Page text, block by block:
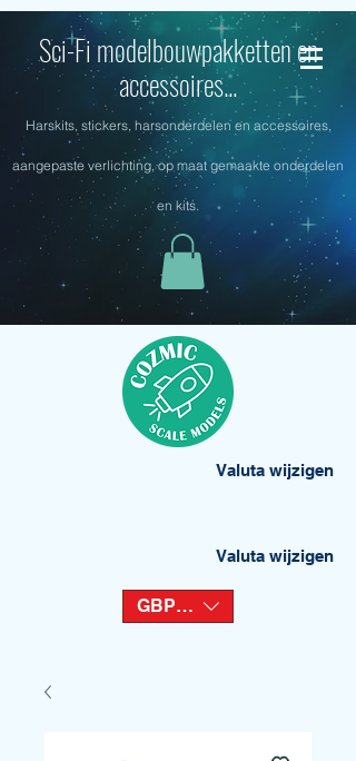
Sci-Fi modelbouwpakketten en
accessoires...
Harskits, stickers, harsonderdelen en accessoires,
aangepaste verlichting, op maat gemaakte onderdelen
en kits.
Valuta wijzigen
Valuta wijzigen
GBP (£)